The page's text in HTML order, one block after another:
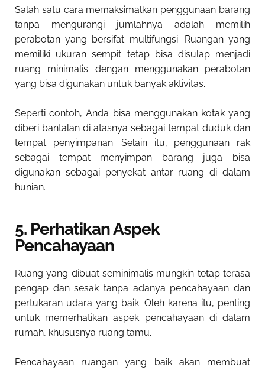
Salah satu cara memaksimalkan penggunaan barang
tanpa mengurangi jumlahnya adalah memilih
perabotan yang bersifat multifungsi. Ruangan yang
memiliki ukuran sempit tetap bisa disulap menjadi
ruang minimalis dengan menggunakan perabotan
yang bisa digunakan untuk banyak aktivitas.
Seperti contoh, Anda bisa menggunakan kotak yang
diberi bantalan di atasnya sebagai tempat duduk dan
tempat penyimpanan. Selain itu, penggunaan rak
sebagai tempat menyimpan barang juga bisa
digunakan sebagai penyekat antar ruang di dalam
hunian.
5. Perhatikan Aspek
Pencahayaan
Ruang yang dibuat seminimalis mungkin tetap terasa
pengap dan sesak tanpa adanya pencahayaan dan
pertukaran udara yang baik. Oleh karena itu, penting
untuk memerhatikan aspek pencahayaan di dalam
rumah, khususnya ruang tamu.
Pencahayaan ruangan yang baik akan membuat